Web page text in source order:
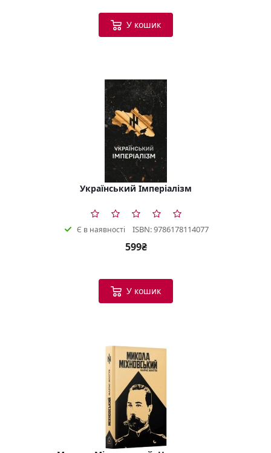
У кошик
Український Імперіалізм
Є в наявності ISBN: 9786178114077
599₴
У кошик